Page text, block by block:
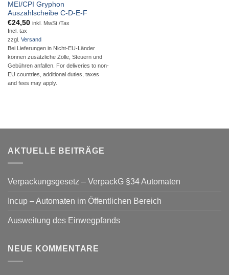
MEI/CPI Gryphon
Auszahlscheibe C-D-E-F
€24,50 inkl. MwSt./Tax
Incl. tax
zzgl. Versand
Bei Lieferungen in Nicht-EU-Länder
können zusätzliche Zölle, Steuern und
Gebühren anfallen. For deliveries to non-
EU countries, additional duties, taxes
and fees may apply.
AKTUELLE BEITRÄGE
Verpackungsgesetz – VerpackG §34 Automaten
Incup – Automaten im Öffentlichen Bereich
Ausweitung des Einwegpfands
NEUE KOMMENTARE